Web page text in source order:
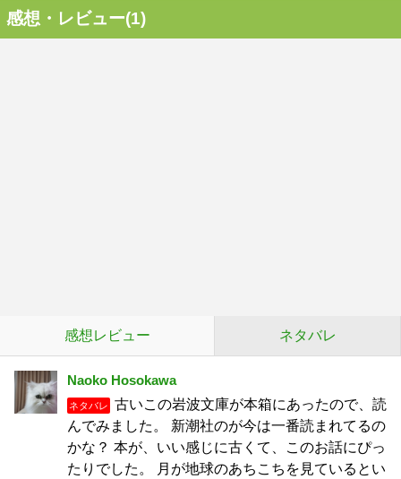
感想・レビュー(1)
感想レビュー ネタバレ
Naoko Hosokawa
ネタバレ
古いこの岩波文庫が本箱にあったので、読
んでみました。 新潮社のが今は一番読まれてるの
かな？ 本が、いい感じに古くて、このお話にぴっ
たりでした。 月が地球のあちこちを見ているとい